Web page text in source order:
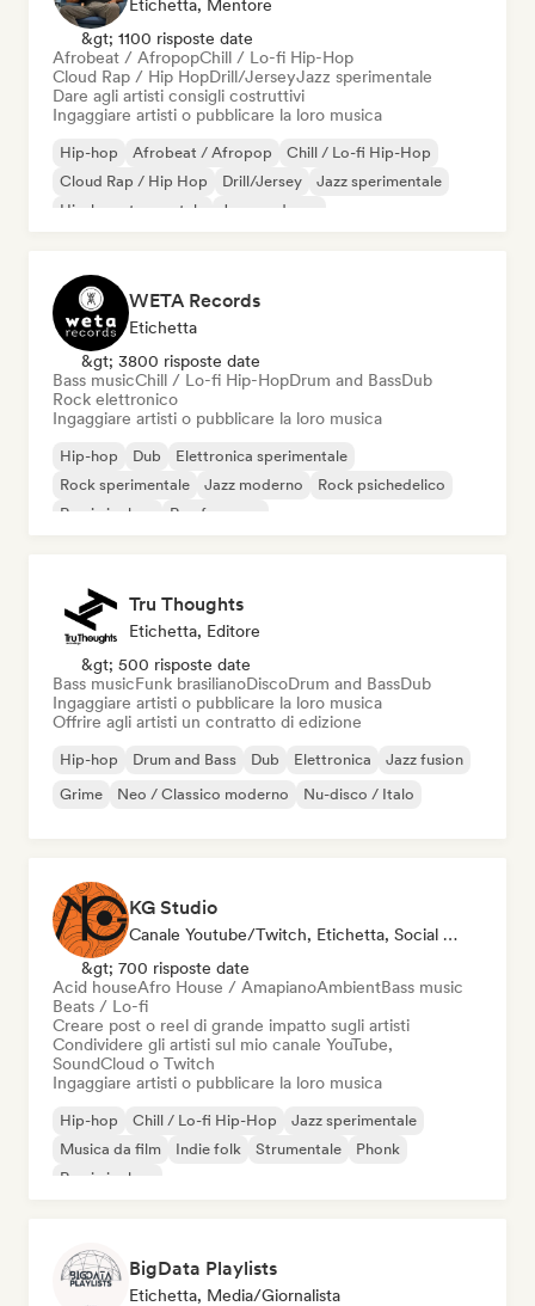
Etichetta, Mentore
&gt; 1100 risposte date
Afrobeat / AfropopChill / Lo-fi Hip-Hop
Cloud Rap / Hip HopDrill/JerseyJazz sperimentale
Dare agli artisti consigli costruttivi
Ingaggiare artisti o pubblicare la loro musica
Hip-hop Afrobeat / Afropop
Chill / Lo-fi Hip-Hop
Cloud Rap / Hip Hop
Drill/Jersey
Jazz sperimentale
Hip-hop strumentale
Jazz moderno
WETA Records
Etichetta
&gt; 3800 risposte date
Bass musicChill / Lo-fi Hip-HopDrum and BassDub
Rock elettronico
Ingaggiare artisti o pubblicare la loro musica
Hip-hop Dub
Elettronica sperimentale
Rock sperimentale
Jazz moderno
Rock psichedelico
Rap in inglese
Rap francese
Tru Thoughts
Etichetta, Editore
&gt; 500 risposte date
Bass musicFunk brasilianoDiscoDrum and BassDub
Ingaggiare artisti o pubblicare la loro musica
Offrire agli artisti un contratto di edizione
Hip-hop Drum and Bass Dub Elettronica
Jazz fusion
Grime
Neo / Classico moderno Nu-disco / Italo
KG Studio
Canale Youtube/Twitch, Etichetta, Social Media Influencer
&gt; 700 risposte date
Acid houseAfro House / AmapianoAmbientBass music
Beats / Lo-fi
Creare post o reel di grande impatto sugli artisti
Condividere gli artisti sul mio canale YouTube,
SoundCloud o Twitch
Ingaggiare artisti o pubblicare la loro musica
Hip-hop Chill / Lo-fi Hip-Hop
Jazz sperimentale
Musica da film
Indie folk Strumentale
Phonk
Rap in inglese
BigData Playlists
Etichetta, Media/Giornalista